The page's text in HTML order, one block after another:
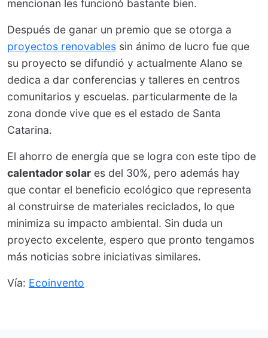
mencionan les funcionó bastante bien.
Después de ganar un premio que se otorga a
proyectos renovables sin ánimo de lucro fue que
su proyecto se difundió y actualmente Alano se
dedica a dar conferencias y talleres en centros
comunitarios y escuelas. particularmente de la
zona donde vive que es el estado de Santa
Catarina.
El ahorro de energía que se logra con este tipo de
calentador solar es del 30%, pero además hay
que contar el beneficio ecológico que representa
al construirse de materiales reciclados, lo que
minimiza su impacto ambiental. Sin duda un
proyecto excelente, espero que pronto tengamos
más noticias sobre iniciativas similares.
Vía: Ecoinvento